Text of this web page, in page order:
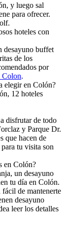
y luego sal
para ofrecer.
hoteles con
desayuno buffet
de los
por
Colon.
elegir en Colón?
12 hoteles
disfrutar de todo
y Parque Dr.
que hacen de
tu visita son
en Colón?
un desayuno
tu día en Colón.
de mantenerte
desayuno
leer los detalles